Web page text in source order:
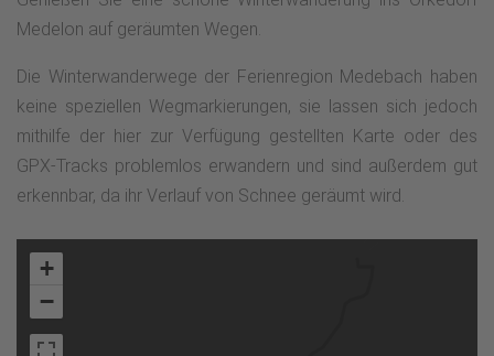
Medelon auf geräumten Wegen.
Die Winterwanderwege der Ferienregion Medebach haben
keine speziellen Wegmarkierungen, sie lassen sich jedoch
mithilfe der hier zur Verfügung gestellten Karte oder des
GPX-Tracks problemlos erwandern und sind außerdem gut
erkennbar, da ihr Verlauf von Schnee geräumt wird.
+
−